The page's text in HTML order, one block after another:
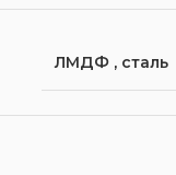
ЛМДФ , сталь